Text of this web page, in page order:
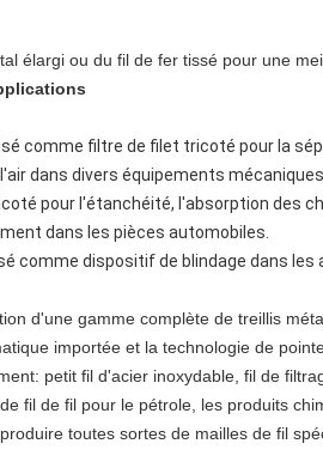
élargi ou du fil de fer tissé pour une
comme filtre de filet tricoté pour la
dans divers équipements
pour l'étanchéité, l'absorption des
dans les pièces automobiles.
comme dispositif de blindage dans
d'une gamme complète de treillis
importée et la technologie de
petit fil d'acier inoxydable, fil de
fil de fil pour le pétrole, les produits
toutes sortes de mailles de fil